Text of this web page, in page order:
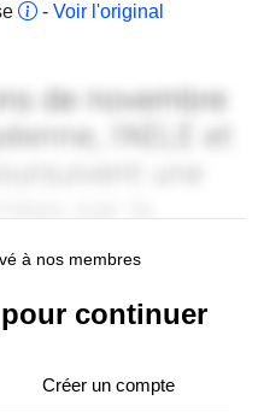
- Voir l'original
à nos membres
continuer
Créer un compte